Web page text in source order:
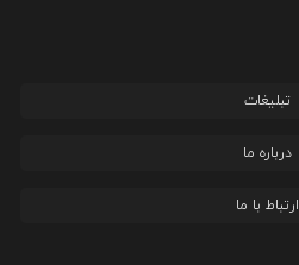
تبلیغات
درباره ما
ارتباط با ما